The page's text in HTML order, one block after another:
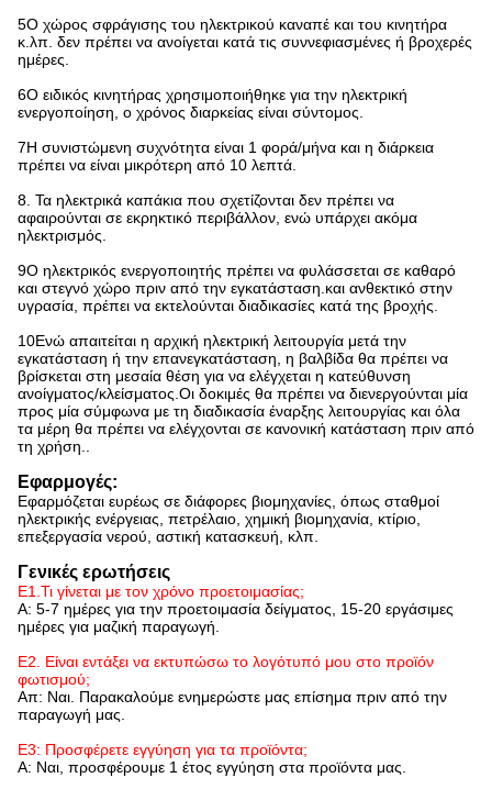
5Ο χώρος σφράγισης του ηλεκτρικού καναπέ και του κινητήρα
κ.λπ. δεν πρέπει να ανοίγεται κατά τις συννεφιασμένες ή βροχερές
ημέρες.
6Ο ειδικός κινητήρας χρησιμοποιήθηκε για την ηλεκτρική
ενεργοποίηση, ο χρόνος διαρκείας είναι σύντομος.
7Η συνιστώμενη συχνότητα είναι 1 φορά/μήνα και η διάρκεια
πρέπει να είναι μικρότερη από 10 λεπτά.
8. Τα ηλεκτρικά καπάκια που σχετίζονται δεν πρέπει να
αφαιρούνται σε εκρηκτικό περιβάλλον, ενώ υπάρχει ακόμα
ηλεκτρισμός.
9Ο ηλεκτρικός ενεργοποιητής πρέπει να φυλάσσεται σε καθαρό
και στεγνό χώρο πριν από την εγκατάσταση.και ανθεκτικό στην
υγρασία, πρέπει να εκτελούνται διαδικασίες κατά της βροχής.
10Ενώ απαιτείται η αρχική ηλεκτρική λειτουργία μετά την
εγκατάσταση ή την επανεγκατάσταση, η βαλβίδα θα πρέπει να
βρίσκεται στη μεσαία θέση για να ελέγχεται η κατεύθυνση
ανοίγματος/κλείσματος.Οι δοκιμές θα πρέπει να διενεργούνται μία
προς μία σύμφωνα με τη διαδικασία έναρξης λειτουργίας και όλα
τα μέρη θα πρέπει να ελέγχονται σε κανονική κατάσταση πριν από
τη χρήση..
Εφαρμογές:
Εφαρμόζεται ευρέως σε διάφορες βιομηχανίες, όπως σταθμοί
ηλεκτρικής ενέργειας, πετρέλαιο, χημική βιομηχανία, κτίριο,
επεξεργασία νερού, αστική κατασκευή, κλπ.
Γενικές ερωτήσεις
Ε1.Τι γίνεται με τον χρόνο προετοιμασίας;
Α: 5-7 ημέρες για την προετοιμασία δείγματος, 15-20 εργάσιμες
ημέρες για μαζική παραγωγή.
Ε2. Είναι εντάξει να εκτυπώσω το λογότυπό μου στο προϊόν
φωτισμού;
Απ: Ναι. Παρακαλούμε ενημερώστε μας επίσημα πριν από την
παραγωγή μας.
Ε3: Προσφέρετε εγγύηση για τα προϊόντα;
Α: Ναι, προσφέρουμε 1 έτος εγγύηση στα προϊόντα μας.